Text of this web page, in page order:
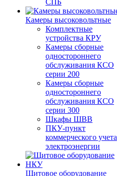
СПБ
Камеры высоковольтные
Комплектные
устройства КРУ
Камеры сборные
одностороннего
обслуживания КСО
серии 200
Камеры сборные
одностороннего
обслуживания КСО
серии 300
Шкафы ШВВ
ПКУ-пункт
коммерческого учета
электроэнергии
Щитовое оборудование